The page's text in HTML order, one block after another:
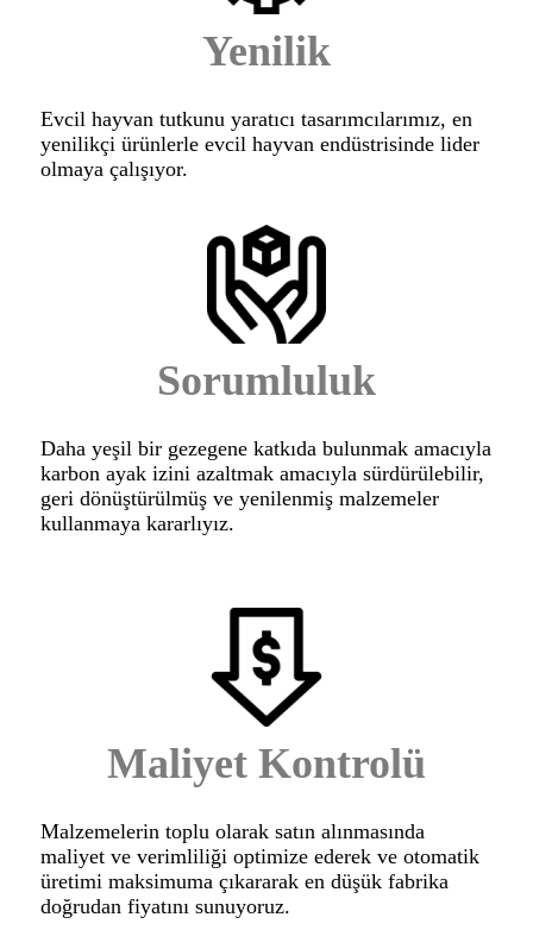
Yenilik
Evcil hayvan tutkunu yaratıcı tasarımcılarımız, en
yenilikçi ürünlerle evcil hayvan endüstrisinde lider
olmaya çalışıyor.
Sorumluluk
Daha yeşil bir gezegene katkıda bulunmak amacıyla
karbon ayak izini azaltmak amacıyla sürdürülebilir,
geri dönüştürülmüş ve yenilenmiş malzemeler
kullanmaya kararlıyız.
Maliyet Kontrolü
Malzemelerin toplu olarak satın alınmasında
maliyet ve verimliliği optimize ederek ve otomatik
üretimi maksimuma çıkararak en düşük fabrika
doğrudan fiyatını sunuyoruz.